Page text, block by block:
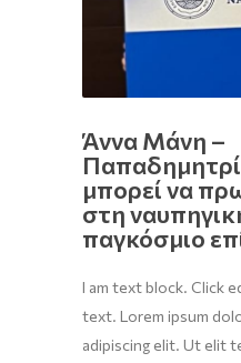
Άννα Μάνη –
μπορεί να
στη
παγκόσμιο
I am text block. Click
text. Lorem ipsum
adipiscing elit. Ut elit